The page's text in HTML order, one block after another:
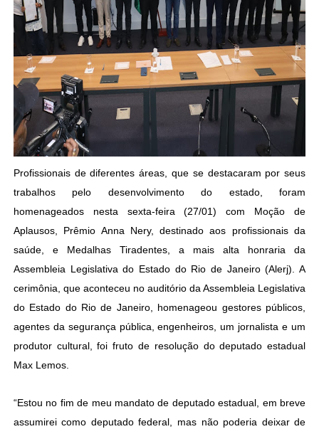
Profissionais de diferentes áreas, que se destacaram por seus
trabalhos pelo desenvolvimento do estado, foram
homenageados nesta sexta-feira (27/01) com Moção de
Aplausos, Prêmio Anna Nery, destinado aos profissionais da
saúde, e Medalhas Tiradentes, a mais alta honraria da
Assembleia Legislativa do Estado do Rio de Janeiro (Alerj). A
cerimônia, que aconteceu no auditório da Assembleia Legislativa
do Estado do Rio de Janeiro, homenageou gestores públicos,
agentes da segurança pública, engenheiros, um jornalista e um
produtor cultural, foi fruto de resolução do deputado estadual
Max Lemos.
“Estou no fim de meu mandato de deputado estadual, em breve
assumirei como deputado federal, mas não poderia deixar de